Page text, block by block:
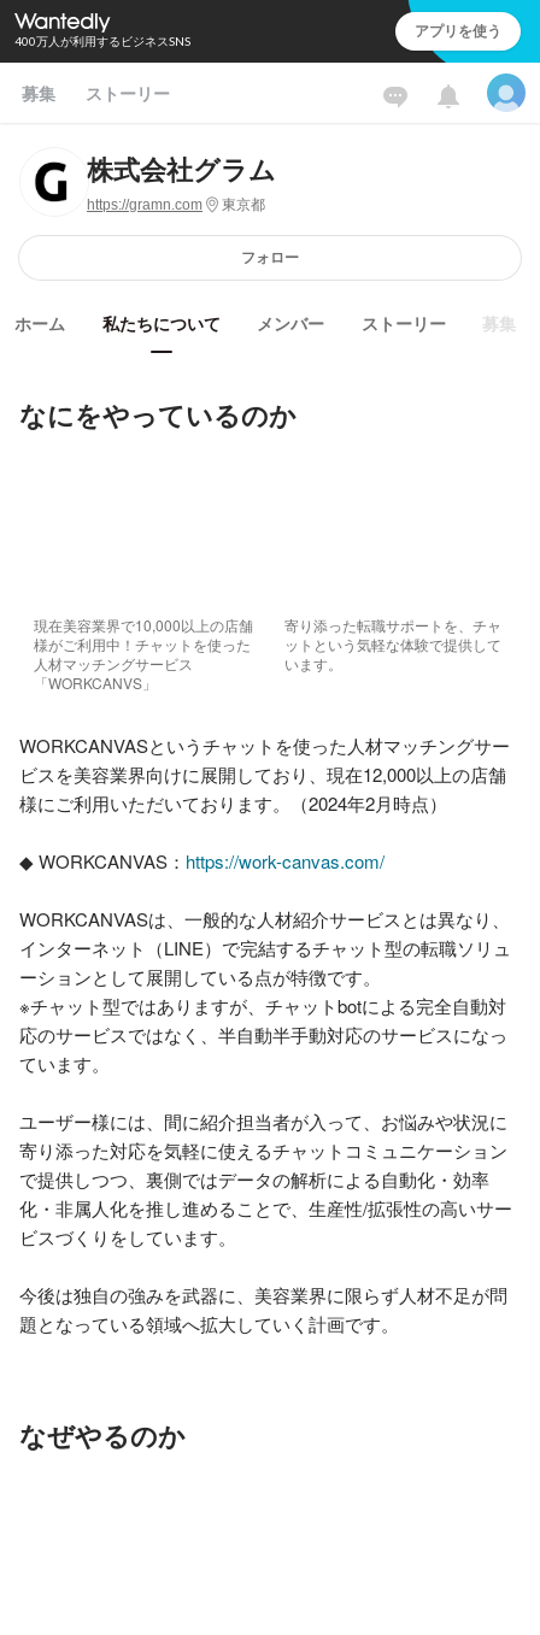
400万人が利用するビジネスSNS アプリを使う
募集 ストーリー
株式会社グラム
https://gramn.com 東京都
フォロー
ホーム 私たちについて メンバー ストーリー 募集
なにをやっているのか
現在美容業界で10,000以上の店舗
様がご利用中！チャットを使った
人材マッチングサービス
「WORKCANVS」
寄り添った転職サポートを、チャ
ットという気軽な体験で提供して
います。
WORKCANVASというチャットを使った人材マッチングサー
ビスを美容業界向けに展開しており、現在12,000以上の店舗
様にご利用いただいております。（2024年2月時点）
◆ WORKCANVAS： https://work-canvas.com/
WORKCANVASは、一般的な人材紹介サービスとは異なり、
インターネット（LINE）で完結するチャット型の転職ソリュ
ーションとして展開している点が特徴です。
※チャット型ではありますが、チャットbotによる完全自動対
応のサービスではなく、半自動半手動対応のサービスになっ
ています。
ユーザー様には、間に紹介担当者が入って、お悩みや状況に
寄り添った対応を気軽に使えるチャットコミュニケーション
で提供しつつ、裏側ではデータの解析による自動化・効率
化・非属人化を推し進めることで、生産性/拡張性の高いサー
ビスづくりをしています。
今後は独自の強みを武器に、美容業界に限らず人材不足が問
題となっている領域へ拡大していく計画です。
なぜやるのか